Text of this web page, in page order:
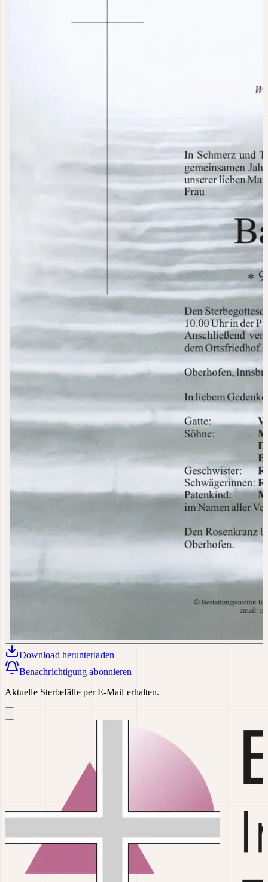
Download herunterladen
Benachrichtigung abonnieren
Aktuelle Sterbefälle per E-Mail erhalten.